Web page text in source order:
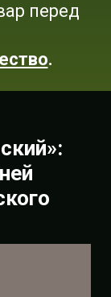
перед
.